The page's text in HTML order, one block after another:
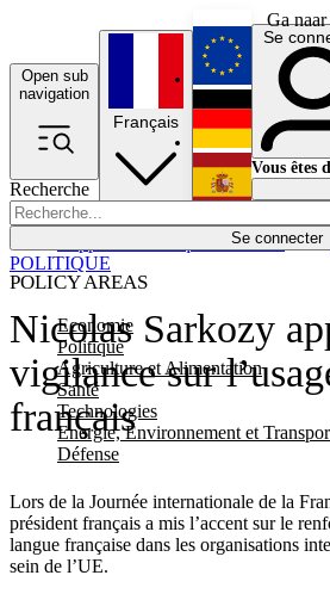
Ga
Open sub
navigation
Recherche
Se connecter
POLICY AREAS
Economie
Politique
Agriculture et Alimentation
Santé
Technologies
Energie, Environnement et
Défense
Économie
Français
English
Deutsch
Español
Se
Vous êtes
Nicolas Sarkozy
vigilance sur
français
Lors de la Journée internationale de la
président français a mis l’accent sur le
langue française dans les organisations
sein de l’UE.
POLITIQUE